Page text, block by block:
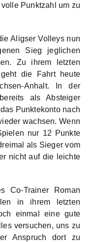
Punktzahl um zu
Aligser Volleys nun
Sieg jeglichen
Zu ihrem letzten
die Fahrt heute
Anhalt. In der
als Absteiger
Punktekonto nach
wachsen. Wenn
nur 12 Punkte
als Sieger vom
nicht auf die leichte
Co-Trainer Roman
in ihrem letzten
einmal eine gute
versuchen, uns zu
Anspruch dort zu